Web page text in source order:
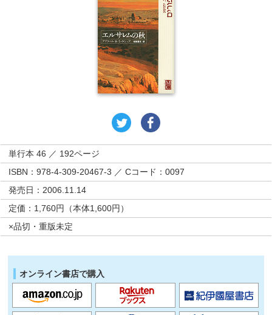
単行本 46 ／ 192ページ
ISBN：978-4-309-20467-3 ／ Cコード：0097
発売日：2006.11.14
定価：1,760円（本体1,600円）
×品切・重版未定
オンライン書店で購入